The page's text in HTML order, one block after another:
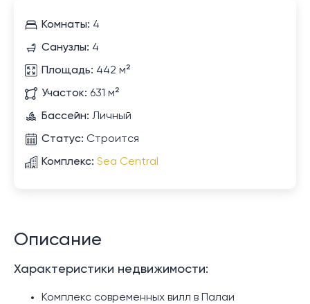
Комнаты: 4
Санузлы: 4
Площадь: 442 м²
Участок: 631 м²
Бассейн: Личный
Статус: Строится
Комплекс: Sea Central
Описание
Характеристики недвижимости:
Комплекс современных вилл в Палаи